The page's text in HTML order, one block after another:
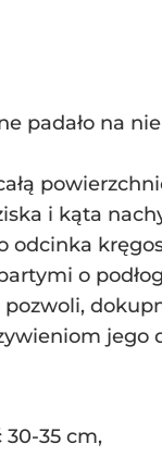
padało na
i kąta
o
30-35 cm,